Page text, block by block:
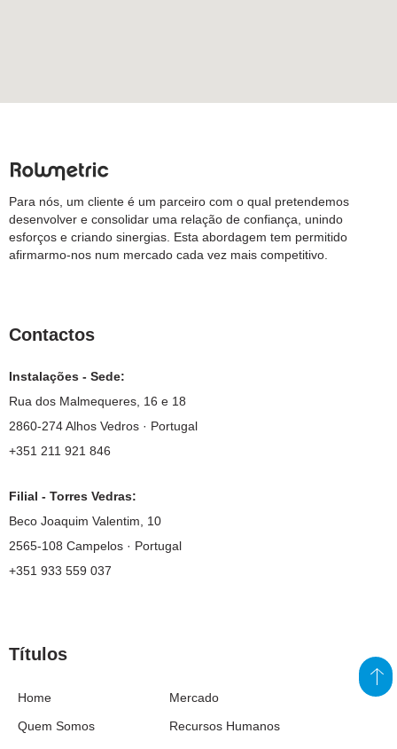
Para nós, um cliente é um parceiro com o qual pretendemos
desenvolver e consolidar uma relação de confiança, unindo
esforços e criando sinergias. Esta abordagem tem permitido
afirmarmo-nos num mercado cada vez mais competitivo.
Contactos
Instalações - Sede:
Rua dos Malmequeres, 16 e 18
2860-274 Alhos Vedros · Portugal
+351 211 921 846
Filial - Torres Vedras:
Beco Joaquim Valentim, 10
2565-108 Campelos · Portugal
+351 933 559 037
Títulos
Home
Quem Somos
Mercado
Recursos Humanos